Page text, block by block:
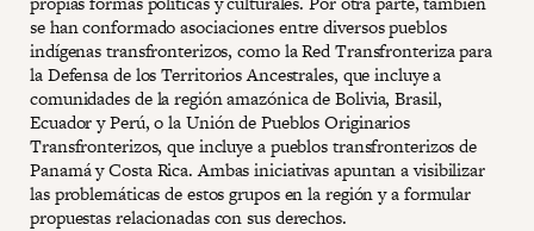
se han conformado asociaciones entre diversos pueblos
indígenas transfronterizos, como la Red Transfronteriza para
la Defensa de los Territorios Ancestrales, que incluye a
comunidades de la región amazónica de Bolivia, Brasil,
Ecuador y Perú, o la Unión de Pueblos Originarios
Transfronterizos, que incluye a pueblos transfronterizos de
Panamá y Costa Rica. Ambas iniciativas apuntan a visibilizar
las problemáticas de estos grupos en la región y a formular
propuestas relacionadas con sus derechos.